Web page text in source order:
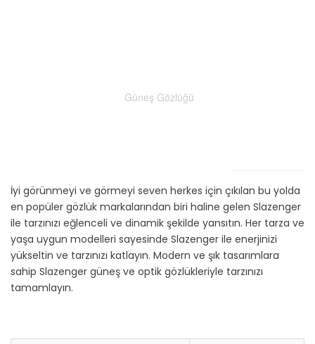
Güneş Gözlüğü
İyi görünmeyi ve görmeyi seven herkes için çıkılan bu yolda
en popüler gözlük markalarından biri haline gelen Slazenger
ile tarzınızı eğlenceli ve dinamik şekilde yansıtın. Her tarza ve
yaşa uygun modelleri sayesinde Slazenger ile enerjinizi
yükseltin ve tarzınızı katlayın. Modern ve şık tasarımlara
sahip Slazenger güneş ve optik gözlükleriyle tarzınızı
tamamlayın.